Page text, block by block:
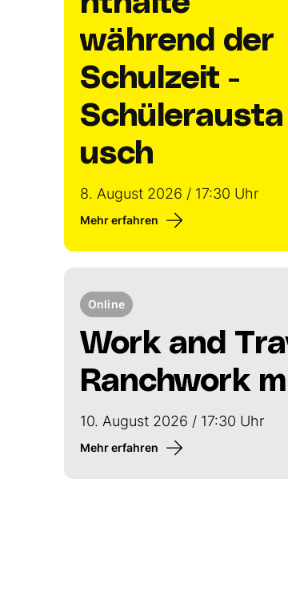
während der
Schulzeit -
Schülerausta
usch
8. August 2026 / 17:30 Uhr
Mehr erfahren
Online
Work and
Ranchwork
10. August 2026 / 17:30 Uhr
Mehr erfahren